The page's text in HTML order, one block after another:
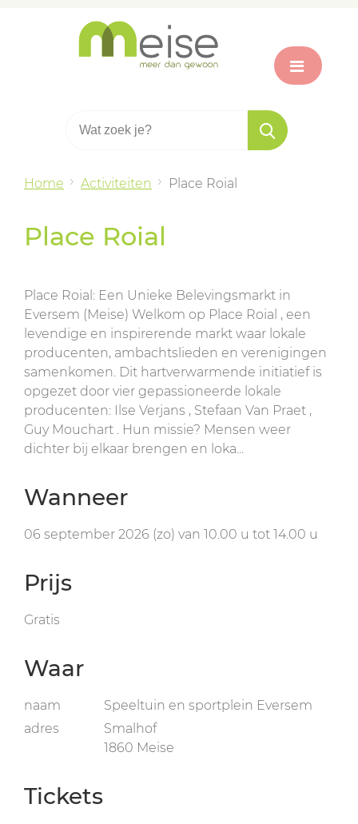
Home Activiteiten Place Roial
Place Roial
Place Roial: Een Unieke Belevingsmarkt in
Eversem (Meise) Welkom op Place Roial , een
levendige en inspirerende markt waar lokale
producenten, ambachtslieden en verenigingen
samenkomen. Dit hartverwarmende initiatief is
opgezet door vier gepassioneerde lokale
producenten: Ilse Verjans , Stefaan Van Praet ,
Guy Mouchart . Hun missie? Mensen weer
dichter bij elkaar brengen en loka...
Wanneer
06 september 2026 (zo) van 10.00 u tot 14.00 u
Prijs
Gratis
Waar
naam
Speeltuin en sportplein Eversem
adres
Smalhof
1860 Meise
Tickets